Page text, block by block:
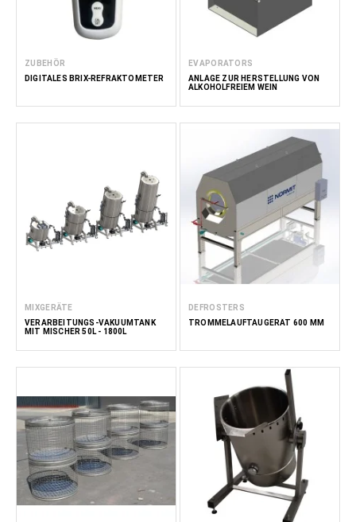
ZUBEHÖR
DIGITALES BRIX-REFRAKTOMETER
EVAPORATORS
ANLAGE ZUR HERSTELLUNG VON
ALKOHOLFREIEM WEIN
MIXGERÄTE
VERARBEITUNGS-VAKUUMTANK
MIT MISCHER 50L - 1800L
DEFROSTERS
TROMMELAUFTAUGERÄT 600 MM